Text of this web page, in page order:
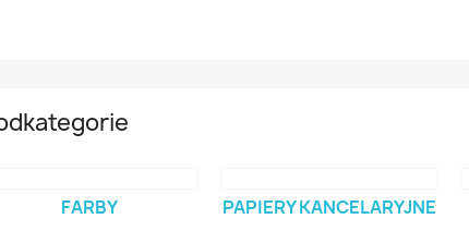
FARBY PAPIERY KANCELARYJNE